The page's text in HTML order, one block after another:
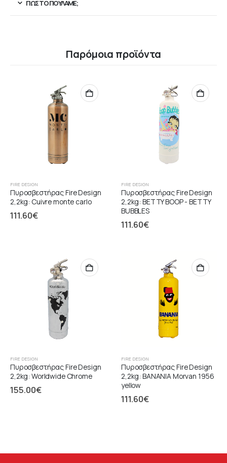
ΠΏΣ ΤΟ ΠΟΥΛΆΜΕ;
Παρόμοια προϊόντα
FIRE DESIGN
Πυροσβεστήρας Fire Design
2,2kg: Cuivre monte carlo
111.60€
FIRE DESIGN
Πυροσβεστήρας Fire Design
2,2kg: BETTY BOOP - BETTY
BUBBLES
111.60€
FIRE DESIGN
Πυροσβεστήρας Fire Design
2,2kg: Worldwide Chrome
155.00€
FIRE DESIGN
Πυροσβεστήρας Fire Design
2,2kg: BANANIA Morvan 1956
yellow
111.60€